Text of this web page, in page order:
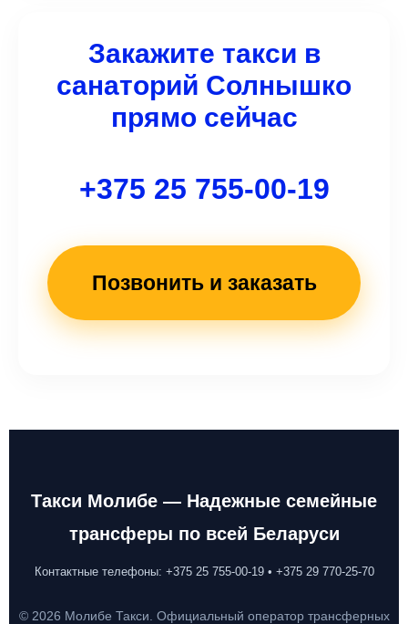
Закажите такси в
санаторий Солнышко
прямо сейчас
+375 25 755-00-19
Позвонить и заказать
Такси Молибе — Надежные семейные
трансферы по всей Беларуси
Контактные телефоны: +375 25 755-00-19 • +375 29 770-25-70
© 2026 Молибе Такси. Официальный оператор трансферных